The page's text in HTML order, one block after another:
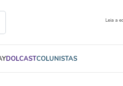
Leia a
DOLCASTCOLUNISTAS